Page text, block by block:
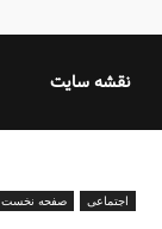
نقشه سایت
اجتماعی صفحه نخست